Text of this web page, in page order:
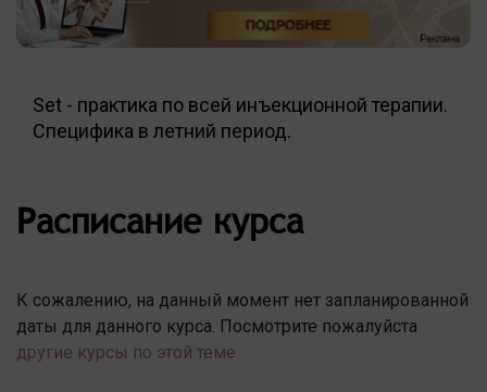
Set - практика по всей инъекционной терапии.
Специфика в летний период.
Расписание курса
К сожалению, на данный момент нет запланированной
даты для данного курса. Посмотрите пожалуйста
другие курсы по этой теме